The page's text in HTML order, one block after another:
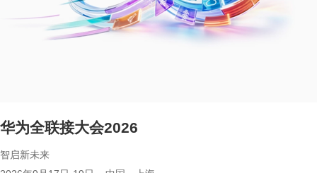
华为全联接大会2026
智启新未来